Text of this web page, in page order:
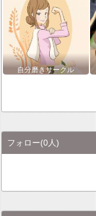
自分磨きサークル
フォロー(0人)